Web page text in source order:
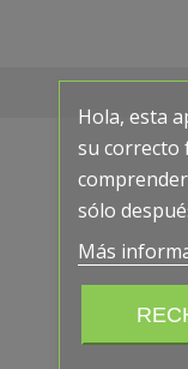
Hola, esta
su correcto
sólo
Más